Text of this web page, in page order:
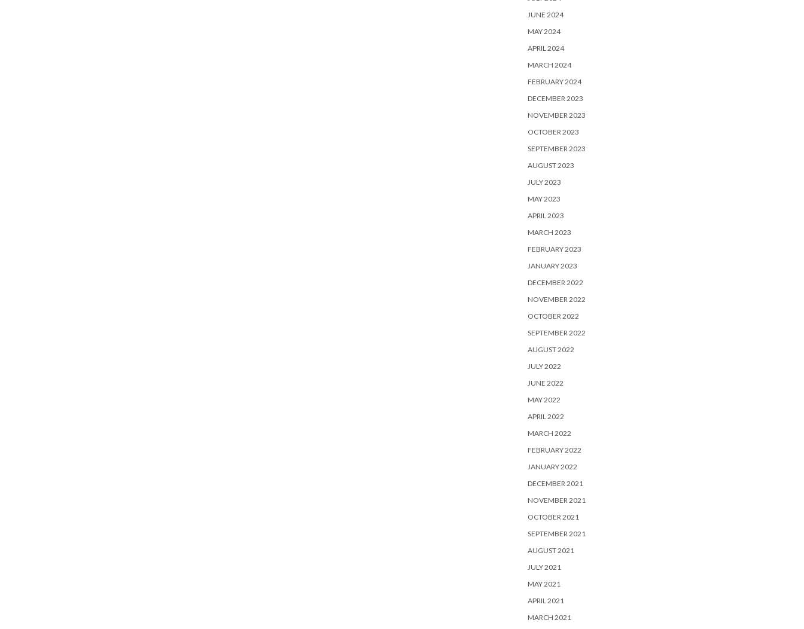
JUNE 2024
MAY 2024
APRIL 2024
MARCH 2024
FEBRUARY 2024
DECEMBER 2023
NOVEMBER 2023
OCTOBER 2023
SEPTEMBER 2023
AUGUST 2023
JULY 2023
MAY 2023
APRIL 2023
MARCH 2023
FEBRUARY 2023
JANUARY 2023
DECEMBER 2022
NOVEMBER 2022
OCTOBER 2022
SEPTEMBER 2022
AUGUST 2022
JULY 2022
JUNE 2022
MAY 2022
APRIL 2022
MARCH 2022
FEBRUARY 2022
JANUARY 2022
DECEMBER 2021
NOVEMBER 2021
OCTOBER 2021
SEPTEMBER 2021
AUGUST 2021
JULY 2021
MAY 2021
APRIL 2021
MARCH 2021